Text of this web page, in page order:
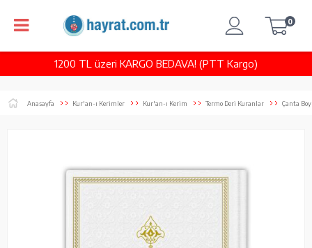
1200 TL üzeri KARGO BEDAVA! (PTT Kargo)
0
Anasayfa Kur'an-ı Kerimler Kur'an-ı Kerim Termo Deri Kuranlar Çanta